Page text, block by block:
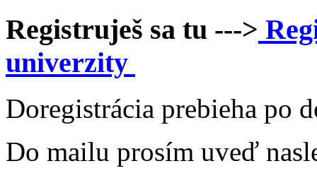
Registruješ sa tu --->
univerzity
​Doregistrácia prebieha po
Do mailu prosím uveď